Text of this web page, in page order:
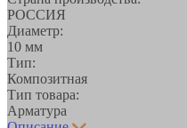
РОССИЯ
Диаметр:
10 мм
Тип:
Композитная
Тип товара:
Арматура